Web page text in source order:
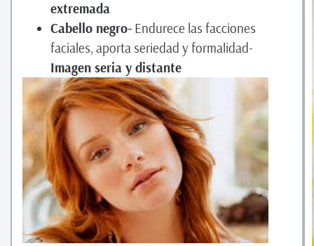
extremada
Cabello negro- Endurece las facciones
faciales, aporta seriedad y formalidad-
Imagen seria y distante